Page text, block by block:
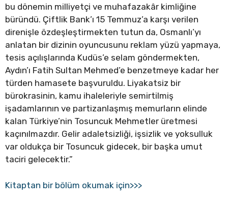
bu dönemin milliyetçi ve muhafazakâr kimliğine
büründü. Çiftlik Bank’ı 15 Temmuz’a karşı verilen
direnişle özdeşleştirmekten tutun da, Osmanlı’yı
anlatan bir dizinin oyuncusunu reklam yüzü yapmaya,
tesis açılışlarında Kudüs’e selam göndermekten,
Aydın’ı Fatih Sultan Mehmed’e benzetmeye kadar her
türden hamasete başvuruldu. Liyakatsiz bir
bürokrasinin, kamu ihaleleriyle semirtilmiş
işadamlarının ve partizanlaşmış memurların elinde
kalan Türkiye’nin Tosuncuk Mehmetler üretmesi
kaçınılmazdır. Gelir adaletsizliği, işsizlik ve yoksulluk
var oldukça bir Tosuncuk gidecek, bir başka umut
taciri gelecektir.”
Kitaptan bir bölüm okumak için>>>